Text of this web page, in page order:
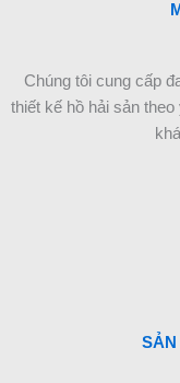
Chúng tôi cung cấp
thiết kế hồ hải sản
SẢN